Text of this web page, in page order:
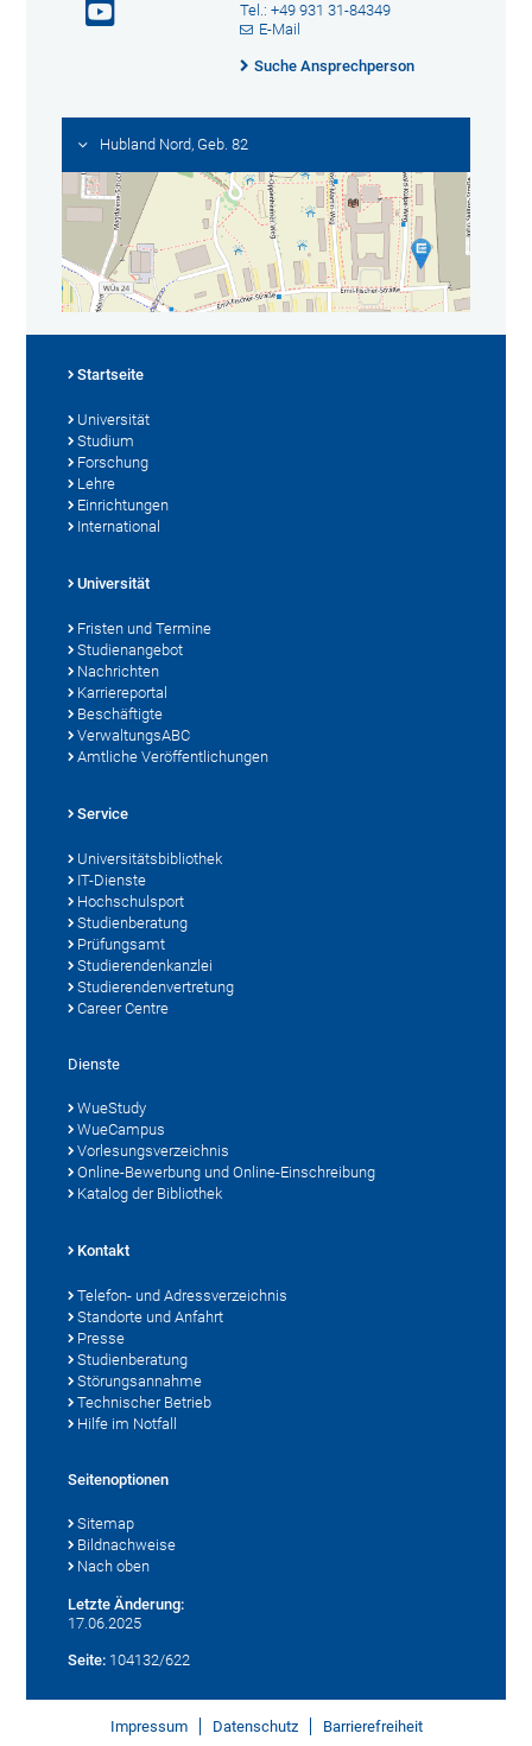
Tel.: +49 931 31-84349
E-Mail
Suche Ansprechperson
Hubland Nord, Geb. 82
Startseite
Universität
Studium
Forschung
Lehre
Einrichtungen
International
Universität
Fristen und Termine
Studienangebot
Nachrichten
Karriereportal
Beschäftigte
VerwaltungsABC
Amtliche Veröffentlichungen
Service
Universitätsbibliothek
IT-Dienste
Hochschulsport
Studienberatung
Prüfungsamt
Studierendenkanzlei
Studierendenvertretung
Career Centre
Dienste
WueStudy
WueCampus
Vorlesungsverzeichnis
Online-Bewerbung und Online-Einschreibung
Katalog der Bibliothek
Kontakt
Telefon- und Adressverzeichnis
Standorte und Anfahrt
Presse
Studienberatung
Störungsannahme
Technischer Betrieb
Hilfe im Notfall
Seitenoptionen
Sitemap
Bildnachweise
Nach oben
Letzte Änderung:
17.06.2025
Seite: 104132/622
Impressum Datenschutz Barrierefreiheit